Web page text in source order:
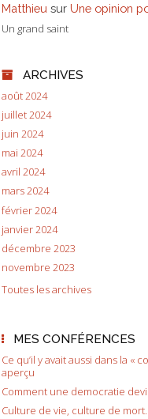
Matthieu sur Une opinion
Un grand saint
ARCHIVES
août 2024
juillet 2024
juin 2024
mai 2024
avril 2024
mars 2024
février 2024
janvier 2024
décembre 2023
novembre 2023
Toutes les archives
MES CONFÉRENCES
Ce qu’il y avait aussi dans la «
aperçu
Comment une democratie
Culture de vie, culture de mort.